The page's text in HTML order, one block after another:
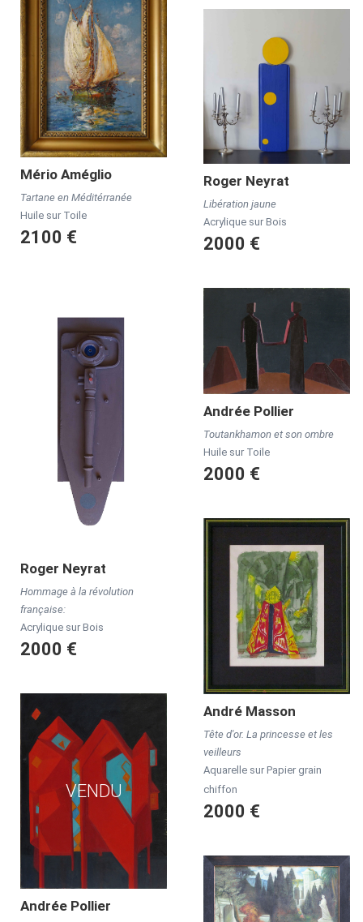
MérioAméglio
Tartane en Méditérranée
Huile sur Toile
2100 €
Roger Neyrat
Libération jaune
Acrylique sur Bois
2000 €
Roger Neyrat
Hommage à la révolution
française:
Acrylique sur Bois
2000 €
Andrée Pollier
Toutankhamon et son ombre
Huile sur Toile
2000 €
André Masson
Tête d'or. La princesse et les
veilleurs
Aquarelle sur Papier grain
chiffon
2000 €
VENDU
Andrée Pollier